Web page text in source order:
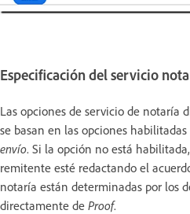
Especificación del servicio
Las opciones de servicio de notaría
se basan en las opciones
envío. Si la opción no está
remitente esté redactando el
notaría están determinadas por los
directamente de Proof.